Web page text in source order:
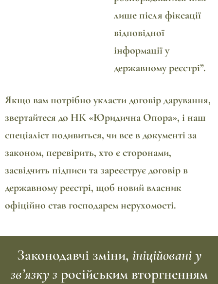
лише після фіксації
відповідної
інформації у
державному реєстрі”.
Якщо вам потрібно укласти договір дарування,
звертайтеся до НК «Юридична Опора», і наш
спеціаліст подивиться, чи все в документі за
законом, перевірить, хто є сторонами,
засвідчить підписи та зареєструє договір в
державному реєстрі, щоб новий власник
офіційно став господарем нерухомості.
Законодавчі зміни, ініційовані у
зв’язку з російським вторгненням